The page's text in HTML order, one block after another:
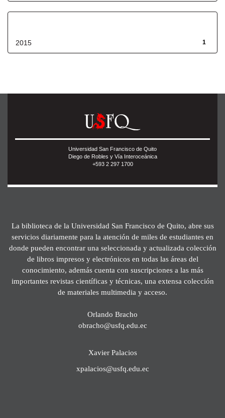
1
2015
Universidad San Francisco de Quito
Diego de Robles y Vía Interoceánica
+593 2 297 1700
La biblioteca de la Universidad San Francisco de Quito, abre sus
servicios diariamente para la atención de miles de estudiantes en
donde pueden encontrar una seleccionada y actualizada colección
de libros impresos y electrónicos en todas las áreas del
conocimiento, además cuenta con suscripciones a las más
importantes revistas científicas y técnicas, una extensa colección
de materiales multimedia y acceso.
Orlando Bracho
obracho@usfq.edu.ec
Xavier Palacios
xpalacios@usfq.edu.ec